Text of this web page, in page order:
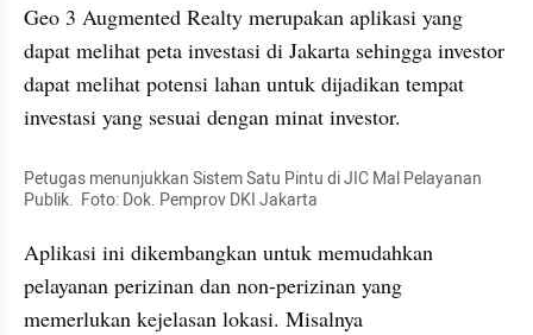
Geo 3 Augmented Realty merupakan aplikasi yang
dapat melihat peta investasi di Jakarta sehingga investor
dapat melihat potensi lahan untuk dijadikan tempat
investasi yang sesuai dengan minat investor.
Petugas menunjukkan Sistem Satu Pintu di JIC Mal Pelayanan
Publik.  Foto: Dok. Pemprov DKI Jakarta
Aplikasi ini dikembangkan untuk memudahkan
pelayanan perizinan dan non-perizinan yang
memerlukan kejelasan lokasi. Misalnya